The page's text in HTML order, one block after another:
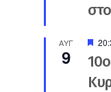
ΑΥΓ
9